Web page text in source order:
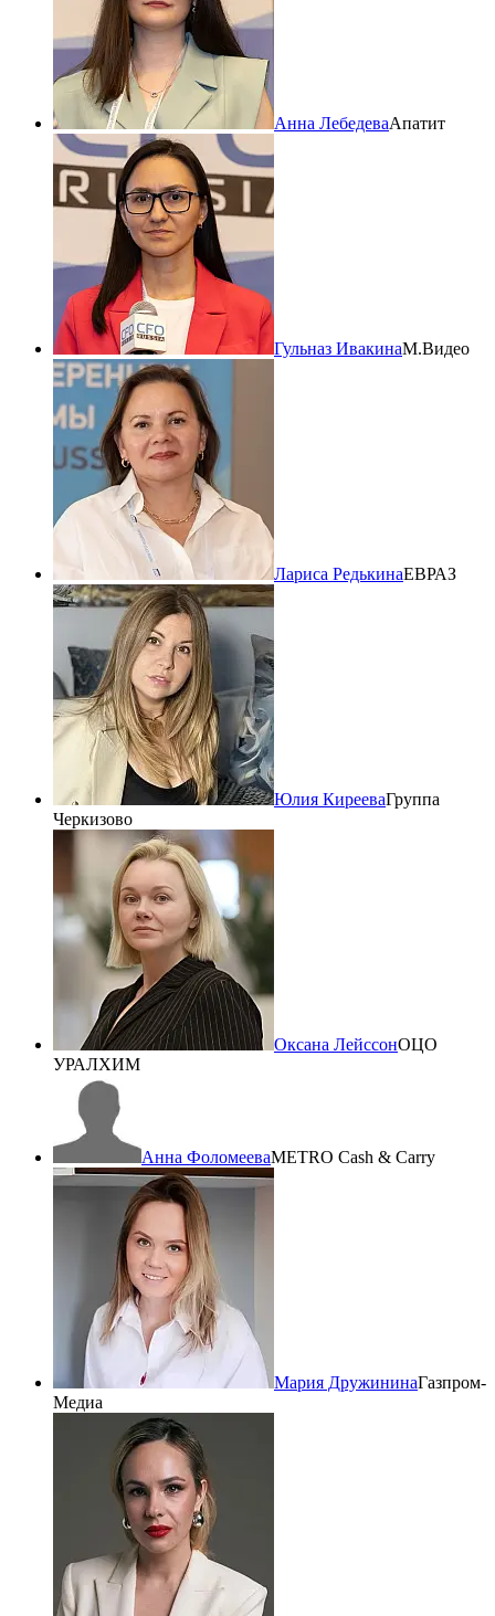
Анна ЛебедеваАпатит
Гульназ ИвакинаМ.Видео
Лариса РедькинаЕВРАЗ
Юлия КирееваГруппа
Черкизово
Оксана ЛейссонОЦО
УРАЛХИМ
Анна ФоломееваMETRO Cash & Carry
Мария ДружининаГазпром-
Медиа